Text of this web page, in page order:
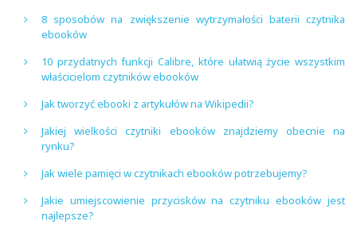
8 sposobów na zwiększenie wytrzymałości baterii czytnika
ebooków
10 przydatnych funkcji Calibre, które ułatwią życie wszystkim
właścicielom czytników ebooków
Jak tworzyć ebooki z artykułów na Wikipedii?
Jakiej wielkości czytniki ebooków znajdziemy obecnie na
rynku?
Jak wiele pamięci w czytnikach ebooków potrzebujemy?
Jakie umiejscowienie przycisków na czytniku ebooków jest
najlepsze?